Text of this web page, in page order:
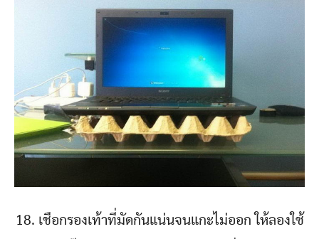
18. เชือกรองเท้าที่มัดกันแน่นจนแกะไม่ออก ให้ลองใช้